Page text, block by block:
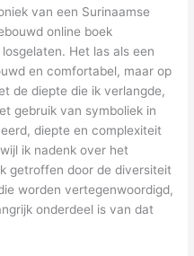
van een Surinaamse
online boek
Het las als een
en comfortabel, maar op
de diepte die ik verlangde,
gebruik van symboliek in
diepte en complexiteit
ik nadenk over het
getroffen door de diversiteit
worden vertegenwoordigd,
onderdeel is van dat